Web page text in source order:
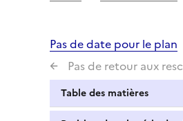
Pas de date pour le plan
Pas de retour aux
Table des matières